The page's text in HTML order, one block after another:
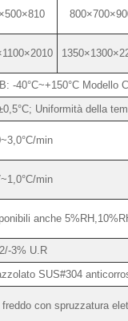
-40°C~+150°C Modello
Uniformità della
min
min
anche
3% U.R
SUS#304
con spruzzatura